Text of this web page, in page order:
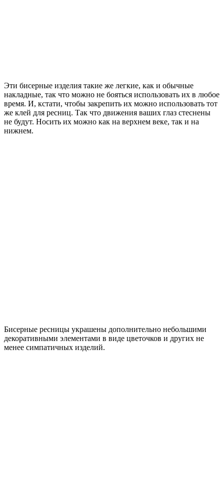
Эти бисерные изделия такие же легкие, как и обычные
накладные, так что можно не бояться использовать их в любое
время. И, кстати, чтобы закрепить их можно использовать тот
же клей для ресниц. Так что движения ваших глаз стеснены
не будут. Носить их можно как на верхнем веке, так и на
нижнем.
Бисерные ресницы украшены дополнительно небольшими
декоративными элементами в виде цветочков и других не
менее симпатичных изделий.